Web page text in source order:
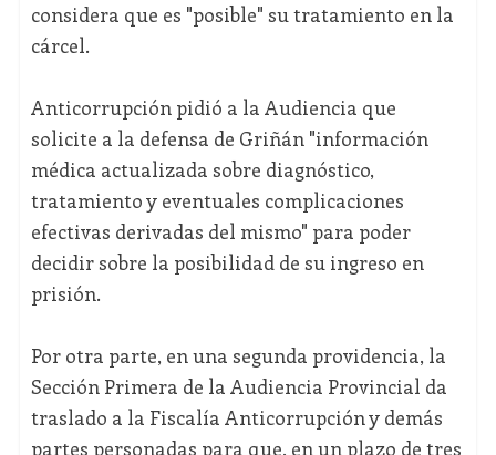
considera que es "posible" su tratamiento en la
cárcel.
Anticorrupción pidió a la Audiencia que
solicite a la defensa de Griñán "información
médica actualizada sobre diagnóstico,
tratamiento y eventuales complicaciones
efectivas derivadas del mismo" para poder
decidir sobre la posibilidad de su ingreso en
prisión.
Por otra parte, en una segunda providencia, la
Sección Primera de la Audiencia Provincial da
traslado a la Fiscalía Anticorrupción y demás
partes personadas para que, en un plazo de tres